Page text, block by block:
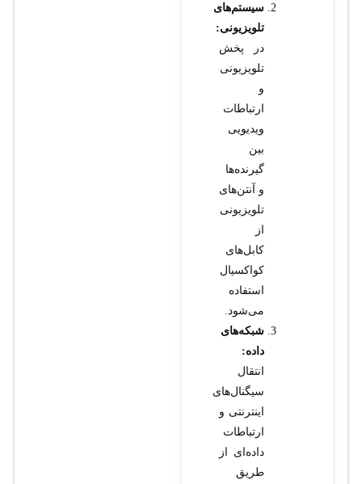
سیستم‌های
تلویزیونی:
در پخش
تلویزیونی
و
ارتباطات
ویدیویی
بین
گیرنده‌ها
و آنتن‌های
تلویزیونی
از
کابل‌های
کواکسیال
استفاده
می‌شود.
شبکه‌های
داده:
انتقال
سیگنال‌های
اینترنتی و
ارتباطات
داده‌ای از
طریق